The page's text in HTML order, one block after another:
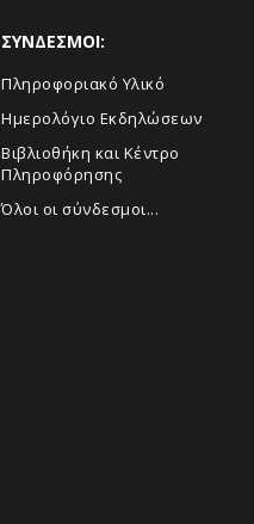
ΣΥΝΔΕΣΜΟΙ:
Πληροφοριακό Υλικό
Ημερολόγιο Εκδηλώσεων
Βιβλιοθήκη και Κέντρο
Πληροφόρησης
Όλοι οι σύνδεσμοι...